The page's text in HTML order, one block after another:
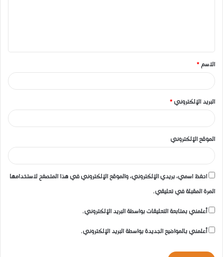
ق
*
الاسم *
البريد الإلكتروني *
الموقع الإلكتروني
احفظ اسمي، بريدي الإلكتروني، والموقع الإلكتروني في هذا المتصفح لاستخدامها
المرة المقبلة في تعليقي.
أعلمني بمتابعة التعليقات بواسطة البريد الإلكتروني.
أعلمني بالمواضيع الجديدة بواسطة البريد الإلكتروني.